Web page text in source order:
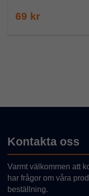
69 kr
Kontakta oss
Varmt välkommen att
har frågor om våra
beställning.